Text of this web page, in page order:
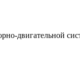
двигательной